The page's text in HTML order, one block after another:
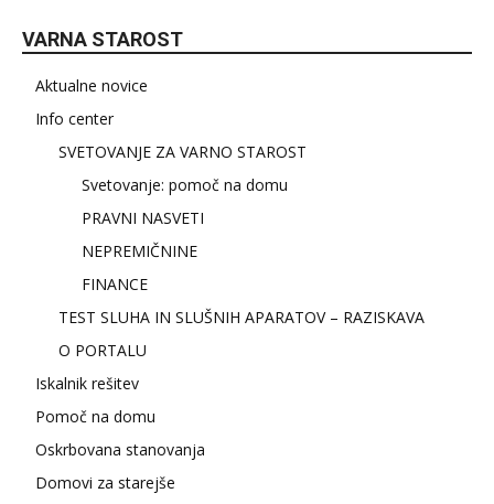
VARNA STAROST
Aktualne novice
Info center
SVETOVANJE ZA VARNO STAROST
Svetovanje: pomoč na domu
PRAVNI NASVETI
NEPREMIČNINE
FINANCE
TEST SLUHA IN SLUŠNIH APARATOV – RAZISKAVA
O PORTALU
Iskalnik rešitev
Pomoč na domu
Oskrbovana stanovanja
Domovi za starejše